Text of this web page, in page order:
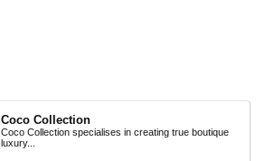
Coco Collection
Coco Collection specialises in creating true boutique
luxury...